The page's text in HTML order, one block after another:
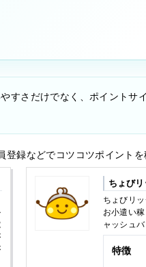
さだけでなく、ポイントサ
録などでコツコツポイント
ちょびリ
ちょびリ
お小遣い
ャッシュ
特徴